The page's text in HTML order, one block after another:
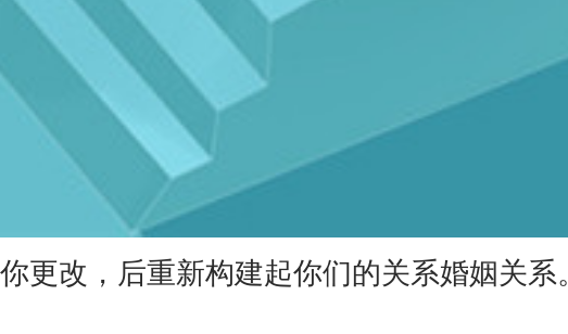
改，后重新构建起你们的关系婚姻关系。